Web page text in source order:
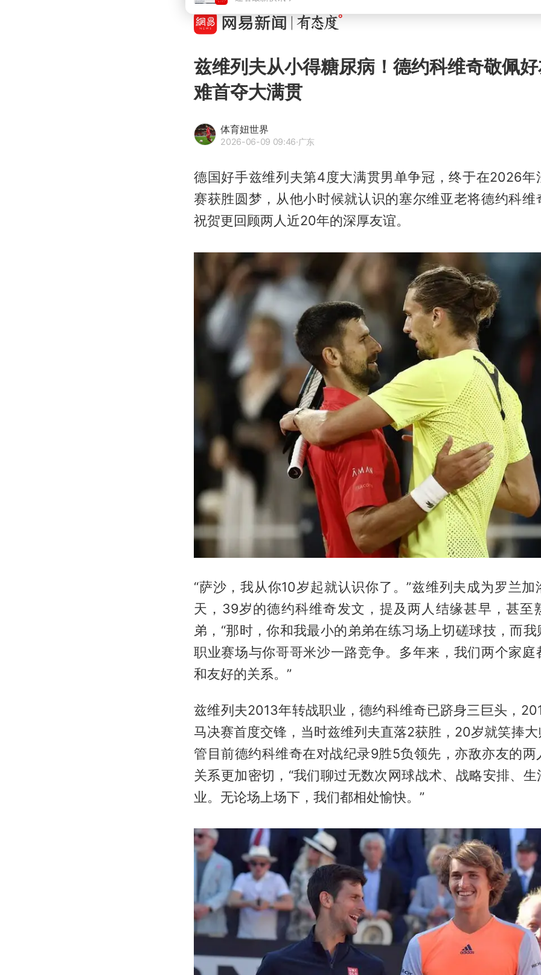
兹维列夫从小得糖尿病！德约科维奇敬佩
难首夺大满贯
体育妞世界
2026-06-09 09:46·广东
德国好手兹维列夫第4度大满贯男单争冠，终于在2026年
赛获胜圆梦，从他小时候就认识的塞尔维亚老将德约科维
祝贺更回顾两人近20年的深厚友谊。
“萨沙，我从你10岁起就认识你了。”兹维列夫成为罗兰加
天，39岁的德约科维奇发文，提及两人结缘甚早，甚至
弟，“那时，你和我最小的弟弟在练习场上切磋球技，而我
职业赛场与你哥哥米沙一路竞争。多年来，我们两个家庭
和友好的关系。”
兹维列夫2013年转战职业，德约科维奇已跻身三巨头，
马决赛首度交锋，当时兹维列夫直落2获胜，20岁就笑捧
管目前德约科维奇在对战纪录9胜5负领先，亦敌亦友的两
关系更加密切，“我们聊过无数次网球战术、战略安排、
业。无论场上场下，我们都相处愉快。”